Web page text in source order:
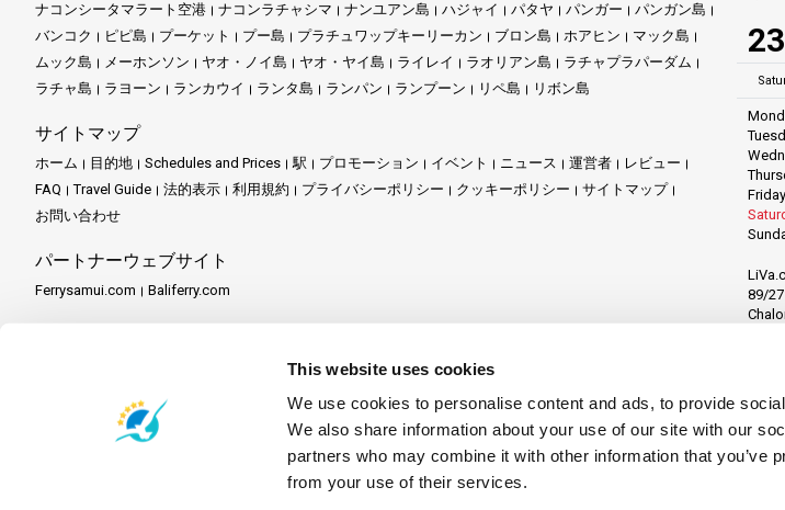
This website uses cookies
We use cookies to personalise content and ads, to provide
We also share information about your use of our site with our
partners who may combine it with other information that you’ve
from your use of their services.
ナコンシータマラート空港
ナコンラチャシマ ナンユアン島 ハジャイ パタヤ パンガー
パンガン島
バンコク
ピピ島 プーケット プー島 プラチュワップキーリーカン ブロン島 ホアヒン
マック島
ムック島
メーホンソン ヤオ・ノイ島 ヤオ・ヤイ島 ライレイ ラオリアン島
ラチャプラパーダム
ラチャ島
ラヨーン ランカウイ ランタ島 ランパン ランプーン リペ島 リボン島
サイトマップ
ホーム 目的地 Schedules and Prices 駅 プロモーション イベント ニュース 運営者
レビュー
FAQ
Travel Guide 法的表示 利用規約 プライバシーポリシー クッキーポリシー
サイトマップ
お問い合わせ
パートナーウェブサイト
Ferrysamui.com Baliferry.com
パートナーになる Travel Agent Program
Friday
89/